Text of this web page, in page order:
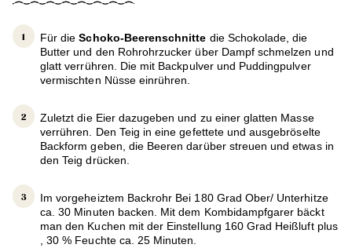
Für dieSchoko-Beerenschnitte die Schokolade, die
Butter und den Rohrohrzucker über Dampf schmelzen und
glatt verrühren. Die mit Backpulver und Puddingpulver
vermischten Nüsse einrühren.
Zuletzt die Eier dazugeben und zu einer glatten Masse
verrühren. Den Teig in eine gefettete und ausgebröselte
Backform geben, die Beeren darüber streuen und etwas in
den Teig drücken.
Im vorgeheiztem Backrohr Bei 180 Grad Ober/ Unterhitze
ca. 30 Minuten backen. Mit dem Kombidampfgarer bäckt
man den Kuchen mit der Einstellung 160 Grad Heißluft plus
, 30 % Feuchte ca. 25 Minuten.